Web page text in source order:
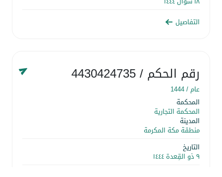
التفاصيل
رقم الحكم/ 4430424735
عام /1444
المحكمة
المحكمة التجارية
المدينة
منطقة مكة المكرمة
التاريخ
٩ ذو القِعدة ١٤٤٤